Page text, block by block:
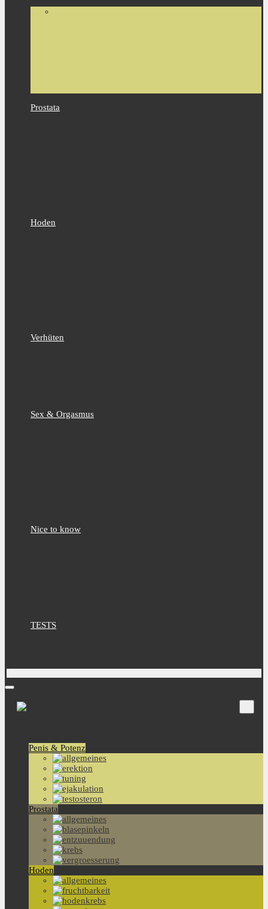
Prostata
Hoden
Verhüten
Sex & Orgasmus
Nice to know
TESTS
Penis & Potenz
Prostata
Hoden